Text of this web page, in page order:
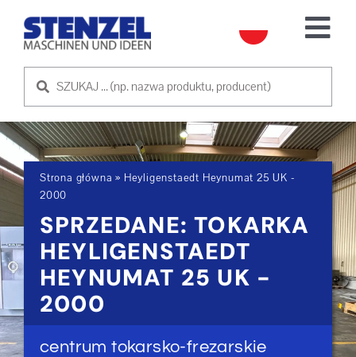
UŻYWANE MASZYNY
SPRZEDAM MASZYNĘ
USŁUGA
O NAS
SKONTAKTUJ SIĘ Z NAMI
Strona główna » Heyligenstaedt Heynumat 25 UK -
2000
SPRZEDANE: TOKARKA
HEYLIGENSTAEDT
HEYNUMAT 25 UK -
2000
centrum tokarsko-frezarskie